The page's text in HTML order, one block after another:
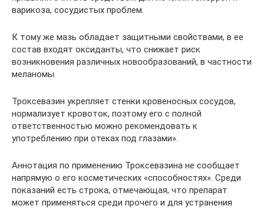
варикоза, сосудистых проблем.
К тому же мазь обладает защитными свойствами, в ее
состав входят оксиданты, что снижает риск
возникновения различных новообразований, в частности
меланомы.
Троксевазин укрепляет стенки кровеносных сосудов,
нормализует кровоток, поэтому его с полной
ответственностью можно рекомендовать к
употреблению при отеках под глазами».
Аннотация по применению Троксевазина не сообщает
напрямую о его косметических «способностях». Среди
показаний есть строка, отмечающая, что препарат
может применяться среди прочего и для устранения